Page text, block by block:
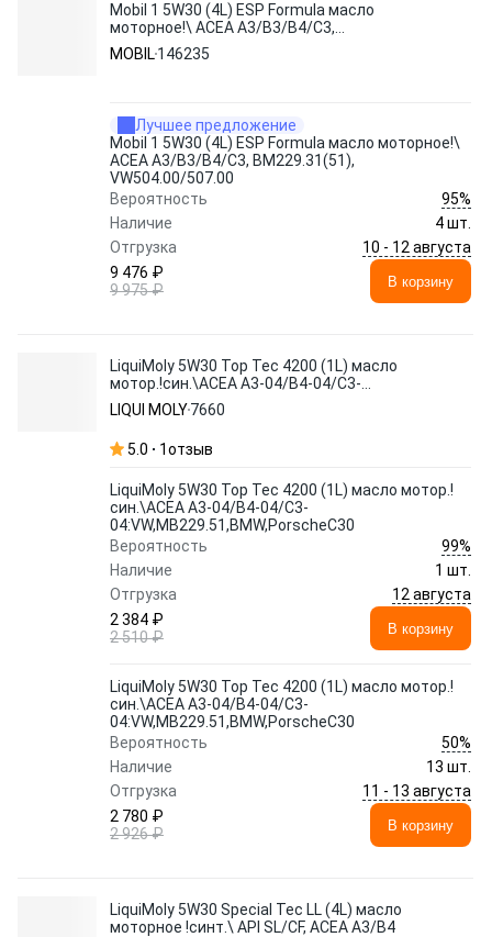
Mobil 1 5W30 (4L) ESP Formula масло
моторное!\ ACEA A3/B3/B4/C3,
BM229.31(51), VW504.00/507.00
MOBIL146235
Лучшее предложение
Mobil 1 5W30 (4L) ESP Formula масло моторное!\
ACEA A3/B3/B4/C3, BM229.31(51),
VW504.00/507.00
Вероятность
95%
Наличие
4 шт.
Отгрузка
10 - 12 августа
9 476 ₽
9 975 ₽
В корзину
LiquiMoly 5W30 Top Tec 4200 (1L) масло
мотор.!син.\ACEA A3-04/B4-04/C3-
04:VW,MB229.51,BMW,PorscheC30
LIQUI MOLY7660
5.0 1отзыв
LiquiMoly 5W30 Top Tec 4200 (1L) масло мотор.!
син.\ACEA A3-04/B4-04/C3-
04:VW,MB229.51,BMW,PorscheC30
Вероятность
99%
Наличие
1 шт.
Отгрузка
12 августа
2 384 ₽
2 510 ₽
В корзину
LiquiMoly 5W30 Top Tec 4200 (1L) масло мотор.!
син.\ACEA A3-04/B4-04/C3-
04:VW,MB229.51,BMW,PorscheC30
Вероятность
50%
Наличие
13 шт.
Отгрузка
11 - 13 августа
2 780 ₽
2 926 ₽
В корзину
LiquiMoly 5W30 Special Tec LL (4L) масло
моторное !синт.\ API SL/CF, ACEA A3/B4